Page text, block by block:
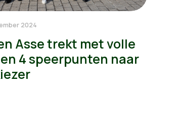
2024
Asse trekt met volle
4 speerpunten naar